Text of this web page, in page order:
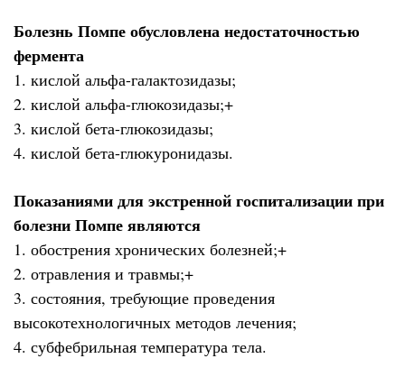
Болезнь Помпе обусловлена недостаточностью
фермента
1. кислой альфа-галактозидазы;
2. кислой альфа-глюкозидазы;+
3. кислой бета-глюкозидазы;
4. кислой бета-глюкуронидазы.
Показаниями для экстренной госпитализации при
болезни Помпе являются
1. обострения хронических болезней;+
2. отравления и травмы;+
3. состояния, требующие проведения
высокотехнологичных методов лечения;
4. субфебрильная температура тела.